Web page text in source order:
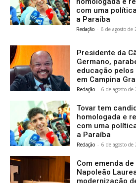
com uma
a Paraíba
Redação - 6 de agosto de
Presidente da
Germano,
educação pelos
em Campina
Redação - 6 de agosto de
Tovar tem
homologada e
com uma
a Paraíba
Redação - 6 de agosto de
Com emenda
Napoleão
modernização